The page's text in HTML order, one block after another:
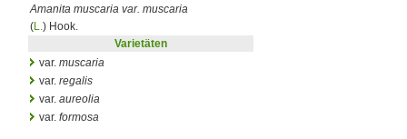
Amanita muscaria var. muscaria
(L.) Hook.
Varietäten
var. muscaria
var. regalis
var. aureolia
var. formosa